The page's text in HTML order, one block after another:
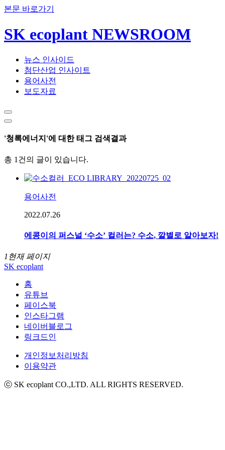
본문 바로가기
SK ecoplant NEWSROOM
뉴스 인사이드
첨단산업 인사이트
용어사전
보도자료
'청록에너지'에 대한 태그 검색결과
총 1건의 글이 있습니다.
용어사전
2022.07.26
에콩이의 퍼스널 ‘수소’ 컬러는? 수소, 깔별로 알아보자!
1 현재 페이지
SK ecoplant
홈
유튜브
페이스북
인스타그램
네이버블로그
링크드인
개인정보처리방침
이용약관
ⓒ SK ecoplant CO.,LTD. ALL RIGHTS RESERVED.